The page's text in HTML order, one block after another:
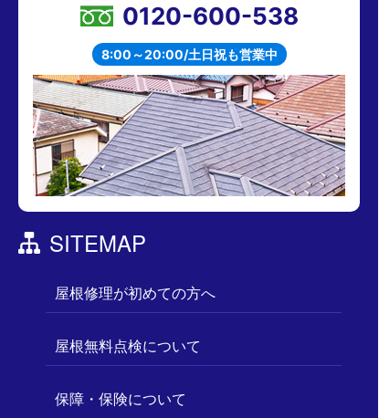
0120-600-538
8:00～20:00/土日祝も営業中
SITEMAP
屋根修理が初めての方へ
屋根無料点検について
保障・保険について